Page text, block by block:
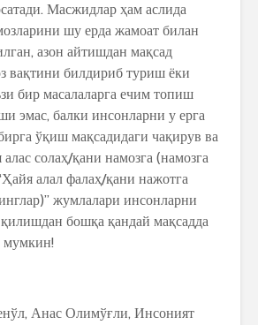
Масжидлар ҳам аслида
шу ерда жамоат билан
азон айтишдан мақсад
вақтини билдириб туриш ёки
бир масалаларга ечим топиш
эмас, балки инсонларни у ерга
ўқиш мақсадидаги чақирув ва
солаҳ/қани намозга (намозга
алал фалаҳ/қани нажотга
жумлалари инсонларни
бошқа қандай мақсадда
мумкин!
Анас Олимўғли, Инсоният